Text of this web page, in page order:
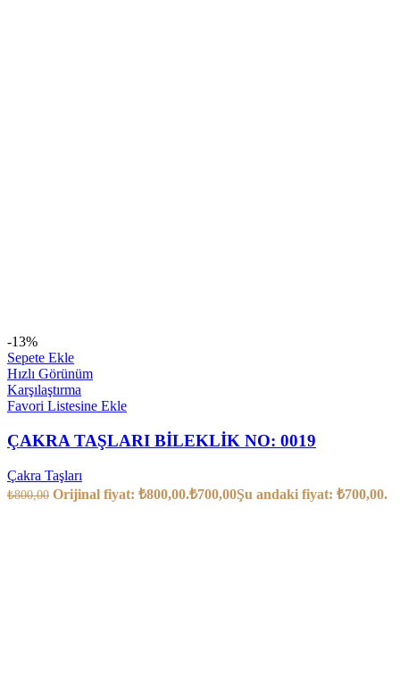
-13%
Sepete Ekle
Hızlı Görünüm
Karşılaştırma
Favori Listesine Ekle
ÇAKRA TAŞLARI BİLEKLİK NO: 0019
Çakra Taşları
₺800,00 Orijinal fiyat: ₺800,00.₺700,00Şu andaki fiyat: ₺700,00.